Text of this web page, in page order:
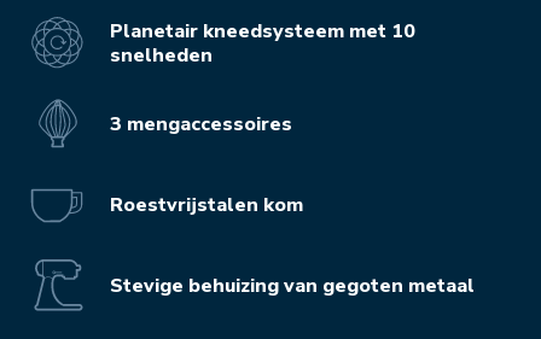
Planetair kneedsysteem met 10
snelheden
3 mengaccessoires
Roestvrijstalen kom
Stevige behuizing van gegoten metaal